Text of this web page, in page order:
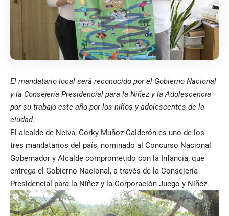
El mandatario local será reconocido por el Gobierno Nacional
y la Consejería Presidencial para la Niñez y la Adolescencia
por su trabajo este año por los niños y adolescentes de la
ciudad.
El alcalde de Neiva, Gorky Muñoz Calderón es uno de los
tres mandatarios del país, nominado al Concurso Nacional
Gobernador y Alcalde comprometido con la Infancia, que
entrega el Gobierno Nacional, a través de la Consejería
Presidencial para la Niñez y la Corporación Juego y Niñez.